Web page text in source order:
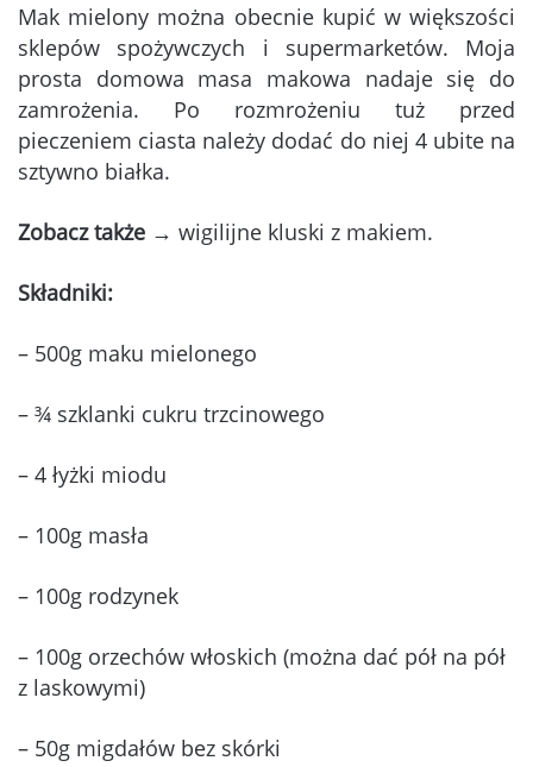
Mak mielony można obecnie kupić w większości
sklepów spożywczych i supermarketów. Moja
prosta domowa masa makowa nadaje się do
zamrożenia. Po rozmrożeniu tuż przed
pieczeniem ciasta należy dodać do niej 4 ubite na
sztywno białka.
Zobacz także → wigilijne kluski z makiem.
Składniki:
– 500g maku mielonego
– ¾ szklanki cukru trzcinowego
– 4 łyżki miodu
– 100g masła
– 100g rodzynek
– 100g orzechów włoskich (można dać pół na pół
z laskowymi)
– 50g migdałów bez skórki